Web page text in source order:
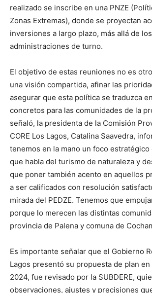
realizado se inscribe en una PNZE
Zonas Extremas), donde se proyectan
inversiones a largo plazo, más allá de
administraciones de turno.
El objetivo de estas reuniones no es
una visión compartida, afinar las
asegurar que esta política se traduzca
concretos para las comunidades de la
señaló, la presidenta de la Comisión
CORE Los Lagos, Catalina Saavedra,
tenemos en la mano un foco
que habla del turismo de naturaleza y
que poner también acento en aquellos
a ser calificados con resolución
mirada del PEDZE. Tenemos que
porque lo merecen las distintas
provincia de Palena y comuna de
Es importante señalar que el Gobierno
Lagos presentó su propuesta de plan
2024, fue revisado por la SUBDERE,
observaciones, ajustes y precisiones